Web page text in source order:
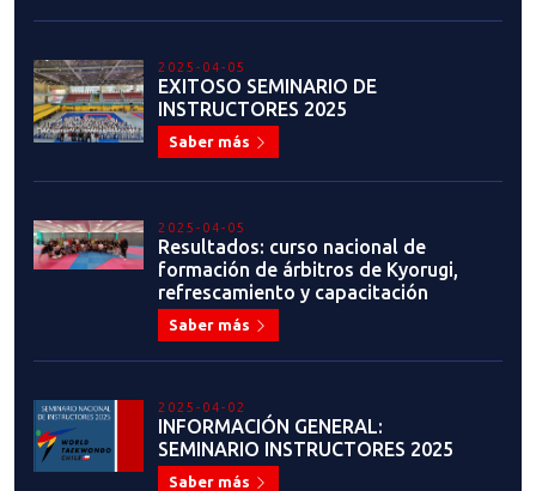
2025-04-05
EXITOSO SEMINARIO DE
INSTRUCTORES 2025
Saber más
2025-04-05
Resultados: curso nacional de
formación de árbitros de Kyorugi,
refrescamiento y capacitación
Saber más
2025-04-02
INFORMACIÓN GENERAL:
SEMINARIO INSTRUCTORES 2025
Saber más